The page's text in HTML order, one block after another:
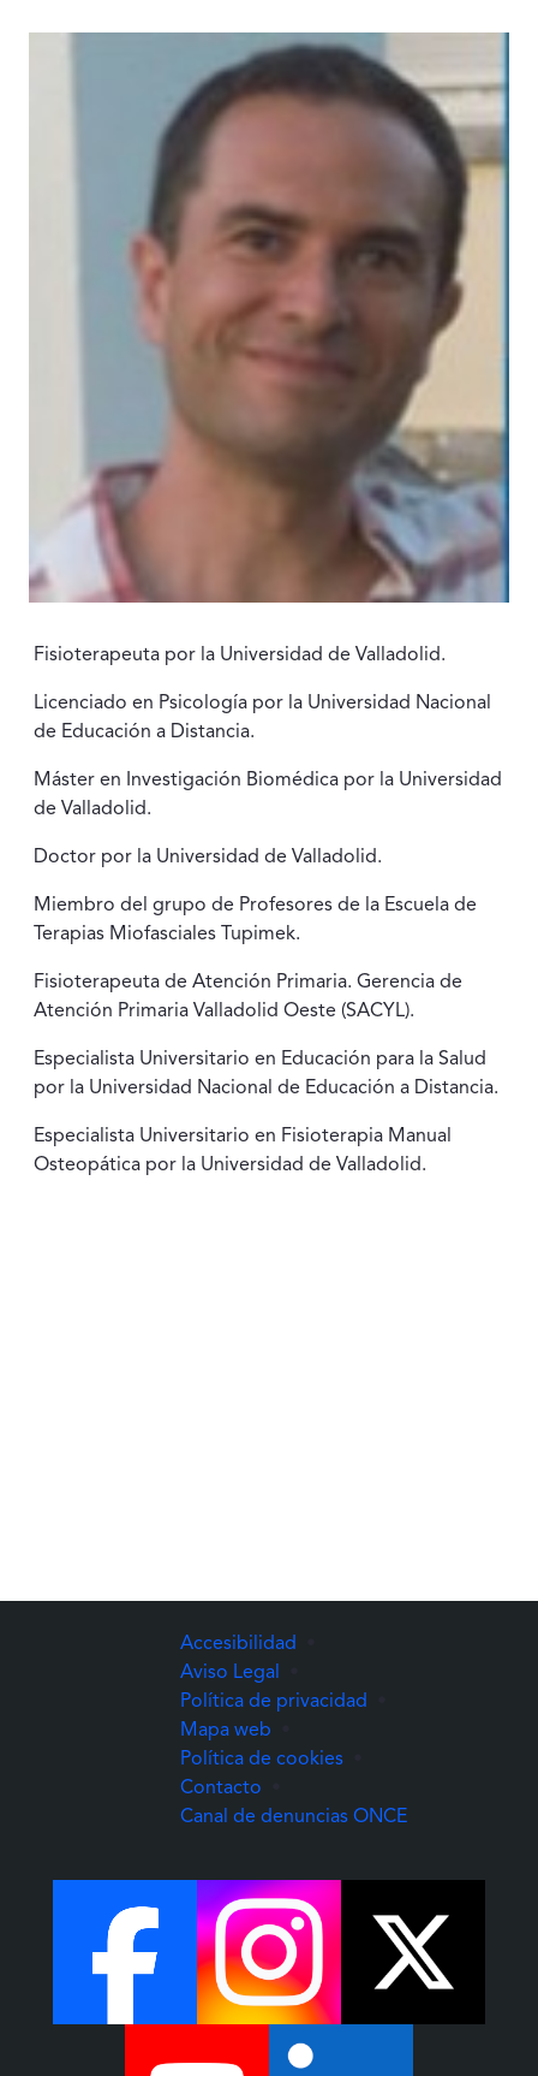
Fisioterapeuta por la Universidad de Valladolid.
Licenciado en Psicología por la Universidad Nacional
de Educación a Distancia.
Máster en Investigación Biomédica por la Universidad
de Valladolid.
Doctor por la Universidad de Valladolid.
Miembro del grupo de Profesores de la Escuela de
Terapias Miofasciales Tupimek.
Fisioterapeuta de Atención Primaria. Gerencia de
Atención Primaria Valladolid Oeste (SACYL).
Especialista Universitario en Educación para la Salud
por la Universidad Nacional de Educación a Distancia.
Especialista Universitario en Fisioterapia Manual
Osteopática por la Universidad de Valladolid.
Accesibilidad
Aviso Legal
Política de privacidad
Mapa web
Política de cookies
Contacto
Canal de denuncias ONCE(Abre una